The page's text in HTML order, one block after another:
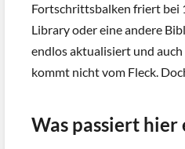
Fortschrittsbalken friert bei
Library oder eine andere
endlos aktualisiert und
kommt nicht vom Fleck.
Was passiert hier